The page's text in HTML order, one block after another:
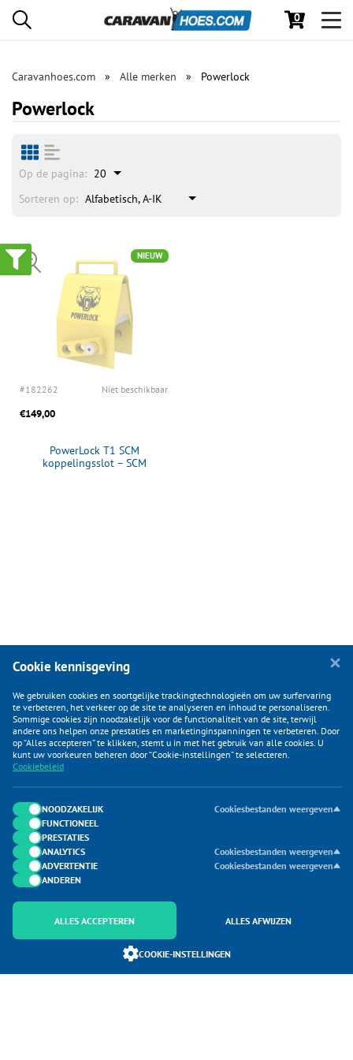
0
Caravanhoes.com Alle merken Powerlock
Powerlock
Op de pagina: 20
Sorteren op: Alfabetisch, A-IK
NIEUW
#182262 Niet beschikbaar
€149,00
PowerLock T1 SCM
koppelingsslot – SCM
KLANTENSERVICE
CATEGORIEËN
DUIJVELAAR E-COMMERCE
CONTACTEN
Onderdeel van Duijvelaar E-commerce
SoloMono.net
Cookie kennisgeving
We gebruiken cookies en soortgelijke trackingtechnologieën om uw surfervaring
te verbeteren, het verkeer op de site te analyseren en inhoud te personaliseren.
Sommige cookies zijn noodzakelijk voor de functionaliteit van de site, terwijl
andere ons helpen onze prestaties en marketinginspanningen te verbeteren. Door
op “Alles accepteren” te klikken, stemt u in met het gebruik van alle cookies. U
kunt uw voorkeuren beheren door “Cookie-instellingen” te selecteren.
Cookiebeleid
NOODZAKELIJK
Cookiesbestanden weergeven
FUNCTIONEEL
PRESTATIES
ANALYTICS
Cookiesbestanden weergeven
ADVERTENTIE
Cookiesbestanden weergeven
ANDEREN
ALLES ACCEPTEREN ALLES AFWIJZEN
COOKIE-INSTELLINGEN